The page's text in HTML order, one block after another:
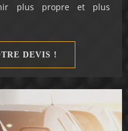
plus propre et plus
DEVIS !